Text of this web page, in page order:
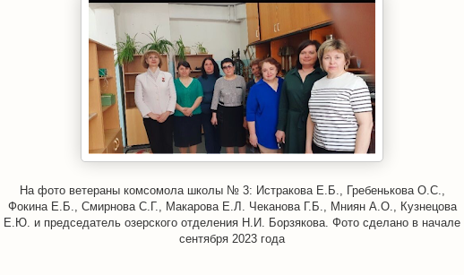
На фото ветераны комсомола школы № 3: Истракова Е.Б., Гребенькова О.С.,
Фокина Е.Б., Смирнова С.Г., Макарова Е.Л. Чеканова Г.Б., Мниян А.О., Кузнецова
Е.Ю. и председатель озерского отделения Н.И. Борзякова. Фото сделано в начале
сентября 2023 года